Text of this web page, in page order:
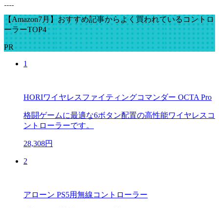
【Amazon7月】おすすめ記事からよく買われているコントロ
ーラーTOP4
PR
1
HORIワイヤレスファイティングコマンダー OCTA Pro
格闘ゲームに最適な6ボタン配置の高性能ワイヤレスコ
ントローラーです。
28,308円
2
アローン PS5用無線コントローラー